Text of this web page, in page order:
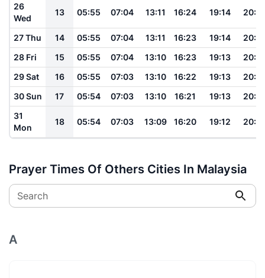
26
Wed
13 05:55 07:04 13:11 16:24 19:14
27 Thu 14 05:55 07:04 13:11 16:23 19:14
28 Fri
15 05:55 07:04 13:10 16:23 19:13
29 Sat
16 05:55 07:03 13:10 16:22 19:13
30 Sun
17 05:54 07:03 13:10 16:21 19:13
31
Mon
18 05:54 07:03 13:09 16:20 19:12
Prayer Times Of Others Cities In Malaysia
Search
A